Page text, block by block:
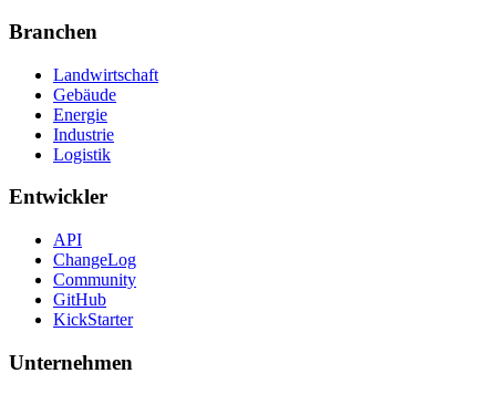
Branchen
Landwirtschaft
Gebäude
Energie
Industrie
Logistik
Entwickler
API
ChangeLog
Community
GitHub
KickStarter
Unternehmen